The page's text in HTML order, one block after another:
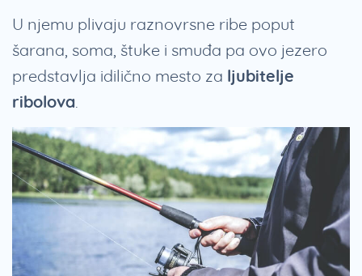
U njemu plivaju raznovrsne ribe poput
šarana, soma, štuke i smuđa pa ovo jezero
predstavlja idilično mesto za ljubitelje
ribolova